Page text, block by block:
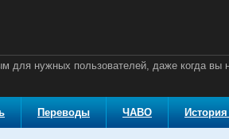
для нужных пользователей, даже когда вы
Переводы ЧАВО